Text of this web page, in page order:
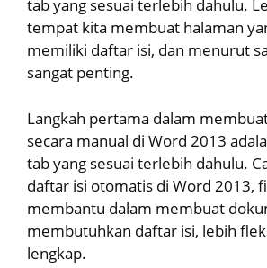
tab yang sesuai terlebih dahulu.
tempat kita membuat halaman
memiliki daftar isi, dan menurut
sangat penting.
Langkah pertama dalam
secara manual di Word 2013
tab yang sesuai terlebih dahulu.
daftar isi otomatis di Word 2013,
membantu dalam membuat
membutuhkan daftar isi, lebih
lengkap.